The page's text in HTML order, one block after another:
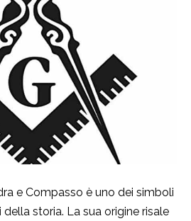
e Compasso è uno dei simboli
storia. La sua origine risale